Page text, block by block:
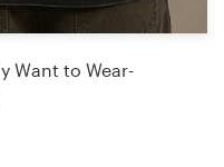
Want to Wear-